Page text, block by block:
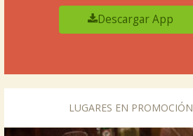
Descargar App
LUGARES EN PROMOCIÓN